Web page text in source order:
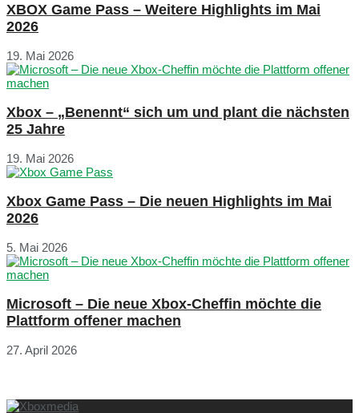
XBOX Game Pass – Weitere Highlights im Mai
2026
19. Mai 2026
Xbox – „Benennt“ sich um und plant die nächsten
25 Jahre
19. Mai 2026
Xbox Game Pass – Die neuen Highlights im Mai
2026
5. Mai 2026
Microsoft – Die neue Xbox-Cheffin möchte die
Plattform offener machen
27. April 2026